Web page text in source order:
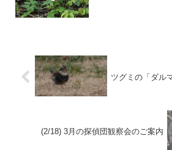
ツグミの「ダル
(2/18) 3月の探偵団観察会のご案内